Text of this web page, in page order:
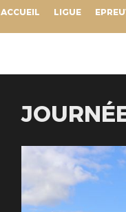
ACCUEIL LIGUE